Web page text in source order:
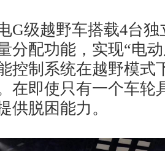
G级越野车搭载4台
分配功能，实现“电
控制系统在越野模式
在即使只有一个车轮
供脱困能力。